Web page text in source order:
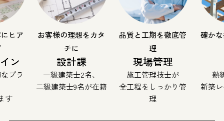
ヒア
ン
プラ
す
お客様の理想をカタ
チに
設計課
一級建築士2名、
二級建築士9名が在籍
品質と工期を徹底管
理
現場管理
施工管理技士が
全工程をしっかり管
理
確か
熟
新築